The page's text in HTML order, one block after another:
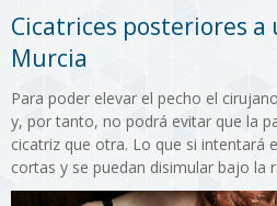
Cicatrices posteriores a
Murcia
Para poder elevar el pecho el
y, por tanto, no podrá evitar que la
cicatriz que otra. Lo que si intentará
cortas y se puedan disimular bajo la